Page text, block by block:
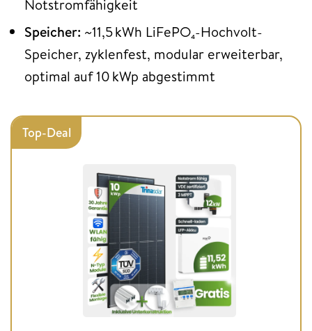
Notstromfähigkeit
Speicher: ~11,5 kWh LiFePO₄-Hochvolt-
Speicher, zyklenfest, modular erweiterbar,
optimal auf 10 kWp abgestimmt
Top-Deal